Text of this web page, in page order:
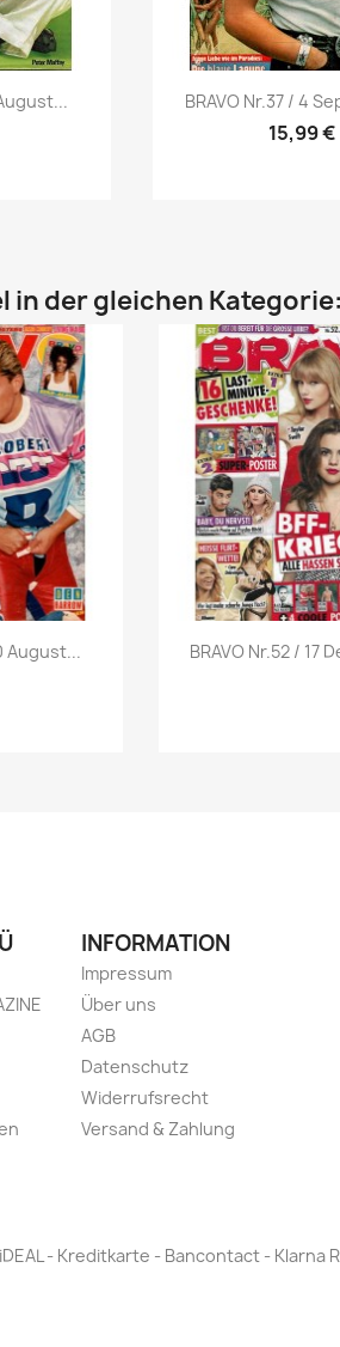

BRAVO Nr.37 / 4
15,99 €
in der gleichen Kategorie:
August... 
BRAVO Nr.52 / 17
INFORMATION
Impressum
Über uns
AGB
Datenschutz
Widerrufsrecht
Versand & Zahlung
iDEAL - Kreditkarte - Bancontact -